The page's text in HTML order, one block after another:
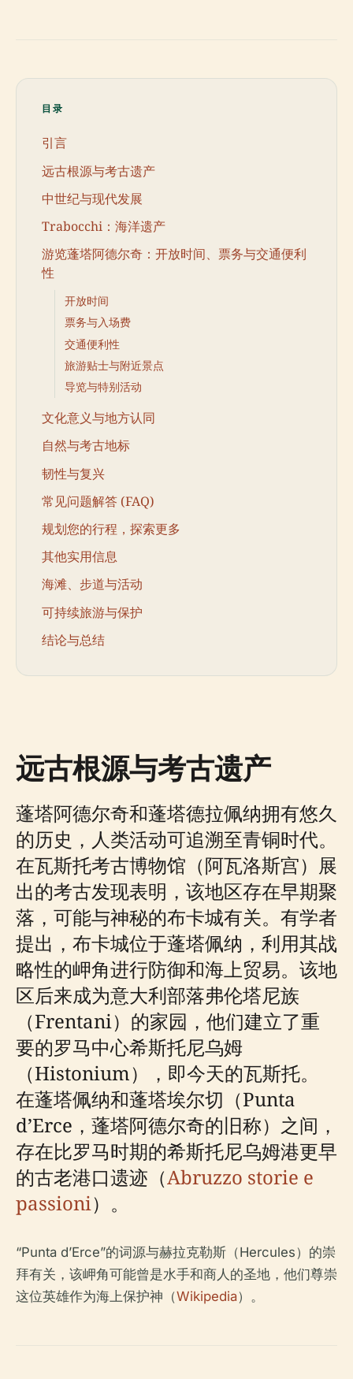
目录
引言
远古根源与考古遗产
中世纪与现代发展
Trabocchi：海洋遗产
游览蓬塔阿德尔奇：开放时间、票务与交通便利
性
开放时间
票务与入场费
交通便利性
旅游贴士与附近景点
导览与特别活动
文化意义与地方认同
自然与考古地标
韧性与复兴
常见问题解答 (FAQ)
规划您的行程，探索更多
其他实用信息
海滩、步道与活动
可持续旅游与保护
结论与总结
远古根源与考古遗产
蓬塔阿德尔奇和蓬塔德拉佩纳拥有悠久
的历史，人类活动可追溯至青铜时代。
在瓦斯托考古博物馆（阿瓦洛斯宫）展
出的考古发现表明，该地区存在早期聚
落，可能与神秘的布卡城有关。有学者
提出，布卡城位于蓬塔佩纳，利用其战
略性的岬角进行防御和海上贸易。该地
区后来成为意大利部落弗伦塔尼族
（Frentani）的家园，他们建立了重
要的罗马中心希斯托尼乌姆
（Histonium），即今天的瓦斯托。
在蓬塔佩纳和蓬塔埃尔切（Punta
d’Erce，蓬塔阿德尔奇的旧称）之间，
存在比罗马时期的希斯托尼乌姆港更早
的古老港口遗迹（Abruzzo storie e
passioni）。
“Punta d’Erce”的词源与赫拉克勒斯（Hercules）的崇
拜有关，该岬角可能曾是水手和商人的圣地，他们尊崇
这位英雄作为海上保护神（Wikipedia）。